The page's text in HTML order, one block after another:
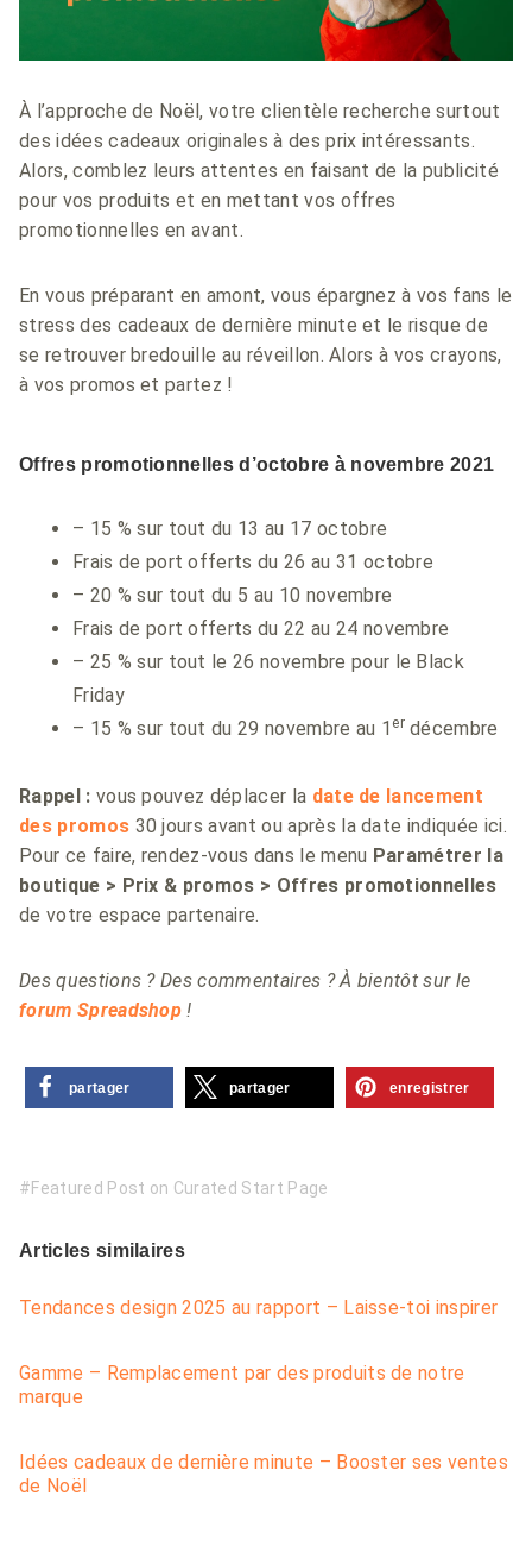
À l’approche de Noël, votre clientèle recherche surtout
des idées cadeaux originales à des prix intéressants.
Alors, comblez leurs attentes en faisant de la publicité
pour vos produits et en mettant vos offres
promotionnelles en avant.
En vous préparant en amont, vous épargnez à vos fans le
stress des cadeaux de dernière minute et le risque de
se retrouver bredouille au réveillon. Alors à vos crayons,
à vos promos et partez !
Offres promotionnelles d’octobre à novembre 2021
– 15 % sur tout du 13 au 17 octobre
Frais de port offerts du 26 au 31 octobre
– 20 % sur tout du 5 au 10 novembre
Frais de port offerts du 22 au 24 novembre
– 25 % sur tout le 26 novembre pour le Black
Friday
– 15 % sur tout du 29 novembre au 1 erdécembre
Rappel : vous pouvez déplacer la date de lancement
des promos 30 jours avant ou après la date indiquée ici.
Pour ce faire, rendez-vous dans le menu Paramétrer la
boutique > Prix & promos > Offres promotionnelles
de votre espace partenaire.
Des questions ? Des commentaires ? À bientôt sur le
forum Spreadshop!
partager partager enregistrer
Featured Post on Curated Start Page
Articles similaires
Tendances design 2025 au rapport – Laisse-toi inspirer
Gamme – Remplacement par des produits de notre
marque
Idées cadeaux de dernière minute – Booster ses ventes
de Noël